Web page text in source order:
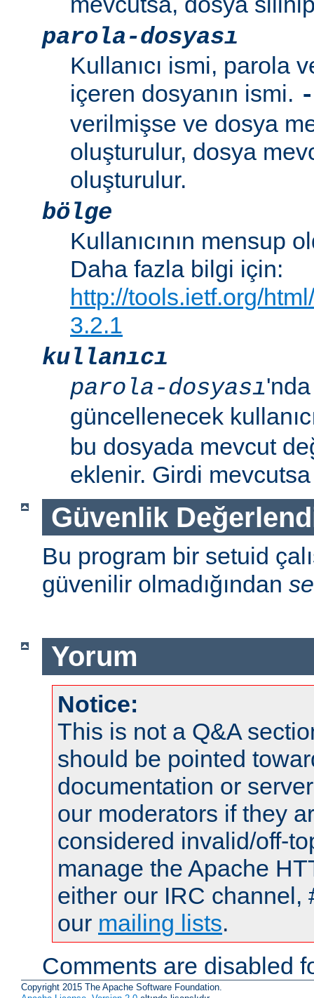
parola-dosyası
Kullanıcı ismi, parola
içeren dosyanın ismi.
verilmişse ve dosya
oluşturulur, dosya
oluşturulur.
bölge
Kullanıcının mensup
Daha fazla bilgi için:
http://tools.ietf.org/
3.2.1
kullanıcı
parola-dosyası
güncellenecek
bu dosyada mevcut
eklenir. Girdi
Güvenlik
Bu program bir setuid
güvenilir olmadığından
Yorum
Notice:
This is not a Q&A
should be pointed
documentation or
our moderators if they
considered invalid/off-
manage the Apache
either our IRC channel,
our mailing lists.
Comments are disabled
Copyright 2015 The Apache Software Foundation.